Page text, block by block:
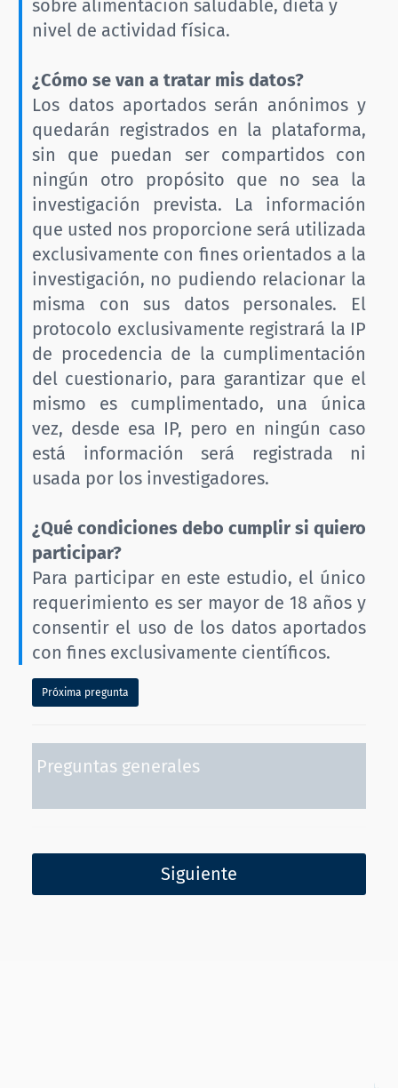
sobre alimentación saludable, dieta y
nivel de actividad física.
¿Cómo se van a tratar mis datos?
Los datos aportados serán anónimos y
quedarán registrados en la plataforma,
sin que puedan ser compartidos con
ningún otro propósito que no sea la
investigación prevista. La información
que usted nos proporcione será utilizada
exclusivamente con fines orientados a la
investigación, no pudiendo relacionar la
misma con sus datos personales. El
protocolo exclusivamente registrará la IP
de procedencia de la cumplimentación
del cuestionario, para garantizar que el
mismo es cumplimentado, una única
vez, desde esa IP, pero en ningún caso
está información será registrada ni
usada por los investigadores.
¿Qué condiciones debo cumplir si quiero
participar?
Para participar en este estudio, el único
requerimiento es ser mayor de 18 años y
consentir el uso de los datos aportados
con fines exclusivamente científicos.
Próxima pregunta
Preguntas generales
Siguiente